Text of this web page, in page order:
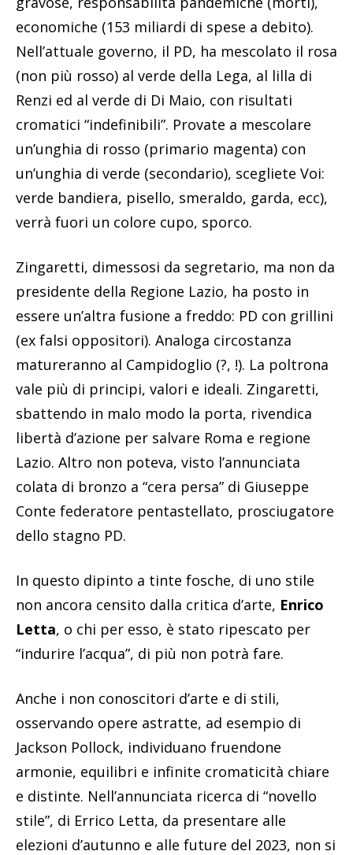
economiche (153 miliardi di spese a debito).
Nell’attuale governo, il PD, ha mescolato il rosa
(non più rosso) al verde della Lega, al lilla di
Renzi ed al verde di Di Maio, con risultati
cromatici “indefinibili”. Provate a mescolare
un’unghia di rosso (primario magenta) con
un’unghia di verde (secondario), scegliete Voi:
verde bandiera, pisello, smeraldo, garda, ecc),
verrà fuori un colore cupo, sporco.
Zingaretti, dimessosi da segretario, ma non da
presidente della Regione Lazio, ha posto in
essere un’altra fusione a freddo: PD con grillini
(ex falsi oppositori). Analoga circostanza
matureranno al Campidoglio (?, !). La poltrona
vale più di principi, valori e ideali. Zingaretti,
sbattendo in malo modo la porta, rivendica
libertà d’azione per salvare Roma e regione
Lazio. Altro non poteva, visto l’annunciata
colata di bronzo a “cera persa” di Giuseppe
Conte federatore pentastellato, prosciugatore
dello stagno PD.
In questo dipinto a tinte fosche, di uno stile
non ancora censito dalla critica d’arte, Enrico
Letta, o chi per esso, è stato ripescato per
“indurire l’acqua”, di più non potrà fare.
Anche i non conoscitori d’arte e di stili,
osservando opere astratte, ad esempio di
Jackson Pollock, individuano fruendone
armonie, equilibri e infinite cromaticità chiare
e distinte. Nell’annunciata ricerca di “novello
stile”, di Errico Letta, da presentare alle
elezioni d’autunno e alle future del 2023, non si